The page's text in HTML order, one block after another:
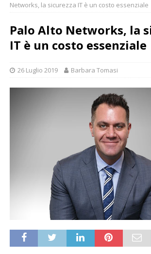
Networks, la sicurezza IT è un costo essenziale
Palo Alto Networks, la
IT è un costo essenziale
26 Luglio 2019 Barbara Tomasi